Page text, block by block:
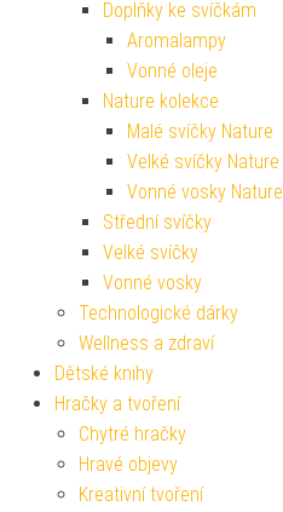
Doplňky ke svíčkám
Aromalampy
Vonné oleje
Nature kolekce
Malé svíčky Nature
Velké svíčky Nature
Vonné vosky Nature
Střední svíčky
Velké svíčky
Vonné vosky
Technologické dárky
Wellness a zdraví
Dětské knihy
Hračky a tvoření
Chytré hračky
Hravé objevy
Kreativní tvoření